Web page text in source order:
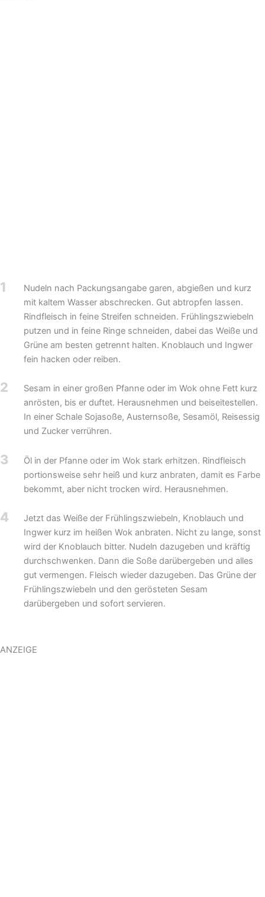
1
Nudeln nach Packungsangabe garen, abgießen und kurz
mit kaltem Wasser abschrecken. Gut abtropfen lassen.
Rindfleisch in feine Streifen schneiden. Frühlingszwiebeln
putzen und in feine Ringe schneiden, dabei das Weiße und
Grüne am besten getrennt halten. Knoblauch und Ingwer
fein hacken oder reiben.
2
Sesam in einer großen Pfanne oder im Wok ohne Fett kurz
anrösten, bis er duftet. Herausnehmen und beiseitestellen.
In einer Schale Sojasoße, Austernsoße, Sesamöl, Reisessig
und Zucker verrühren.
3
Öl in der Pfanne oder im Wok stark erhitzen. Rindfleisch
portionsweise sehr heiß und kurz anbraten, damit es Farbe
bekommt, aber nicht trocken wird. Herausnehmen.
4
Jetzt das Weiße der Frühlingszwiebeln, Knoblauch und
Ingwer kurz im heißen Wok anbraten. Nicht zu lange, sonst
wird der Knoblauch bitter. Nudeln dazugeben und kräftig
durchschwenken. Dann die Soße darübergeben und alles
gut vermengen. Fleisch wieder dazugeben. Das Grüne der
Frühlingszwiebeln und den gerösteten Sesam
darübergeben und sofort servieren.
ANZEIGE